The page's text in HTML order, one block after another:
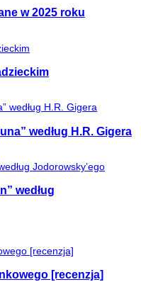
w 2025 roku
według H.R. Gigera
według
[recenzja]